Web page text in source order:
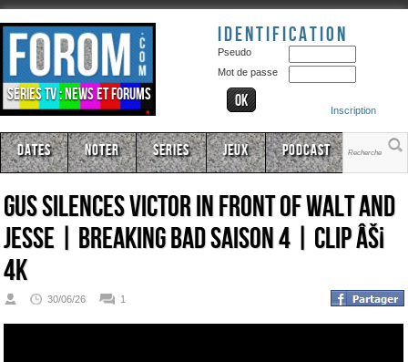
Séries TV : news et forums
Identification
Pseudo
Mot de passe
Inscription
Dates Noter Series Jeux Podcast
Gus Silences Victor In Front Of Walt And
Jesse | Breaking Bad Saison 4 | CLIP âš¡
4K
30/06/26 1